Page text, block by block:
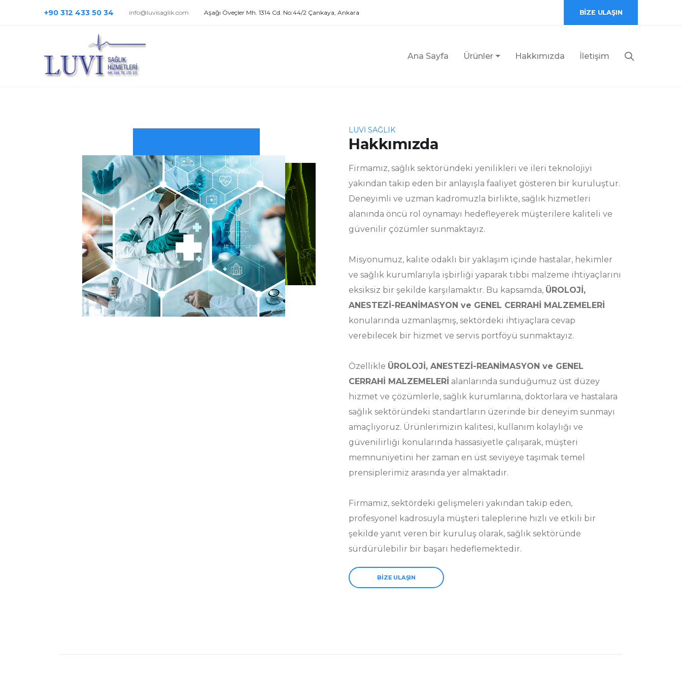
+90 312 433 50 34 info@luvisaglik.com Aşağı Öveçler Mh. 1314 Cd. No:44/2 Çankaya, Ankara BİZE ULAŞIN
Ana Sayfa Ürünler Hakkımızda İletişim
LUVİ SAĞLIK
Hakkımızda
Firmamız, sağlık sektöründeki yenilikleri ve ileri teknolojiyi
yakından takip eden bir anlayışla faaliyet gösteren bir kuruluştur.
Deneyimli ve uzman kadromuzla birlikte, sağlık hizmetleri
alanında öncü rol oynamayı hedefleyerek müşterilere kaliteli ve
güvenilir çözümler sunmaktayız.
Misyonumuz, kalite odaklı bir yaklaşım içinde hastalar, hekimler
ve sağlık kurumlarıyla işbirliği yaparak tıbbi malzeme ihtiyaçlarını
eksiksiz bir şekilde karşılamaktır. Bu kapsamda, ÜROLOJİ,
ANESTEZİ-REANİMASYON ve GENEL CERRAHİ MALZEMELERİ
konularında uzmanlaşmış, sektördeki ihtiyaçlara cevap
verebilecek bir hizmet ve servis portföyü sunmaktayız.
Özellikle ÜROLOJİ, ANESTEZİ-REANİMASYON ve GENEL
CERRAHİ MALZEMELERİ alanlarında sunduğumuz üst düzey
hizmet ve çözümlerle, sağlık kurumlarına, doktorlara ve hastalara
sağlık sektöründeki standartların üzerinde bir deneyim sunmayı
amaçlıyoruz. Ürünlerimizin kalitesi, kullanım kolaylığı ve
güvenilirliği konularında hassasiyetle çalışarak, müşteri
memnuniyetini her zaman en üst seviyeye taşımak temel
prensiplerimiz arasında yer almaktadır.
Firmamız, sektördeki gelişmeleri yakından takip eden,
profesyonel kadrosuyla müşteri taleplerine hızlı ve etkili bir
şekilde yanıt veren bir kuruluş olarak, sağlık sektöründe
sürdürülebilir bir başarı hedeflemektedir.
BİZE ULAŞIN